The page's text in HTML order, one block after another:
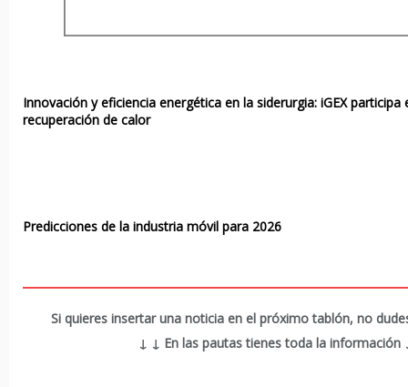
Innovación y eficiencia energética en la siderurgia: iGEX
recuperación de calor
Predicciones de la industria móvil para 2026
Si quieres insertar una noticia en el próximo tablón, no
↓ ↓ En las pautas tienes toda la información